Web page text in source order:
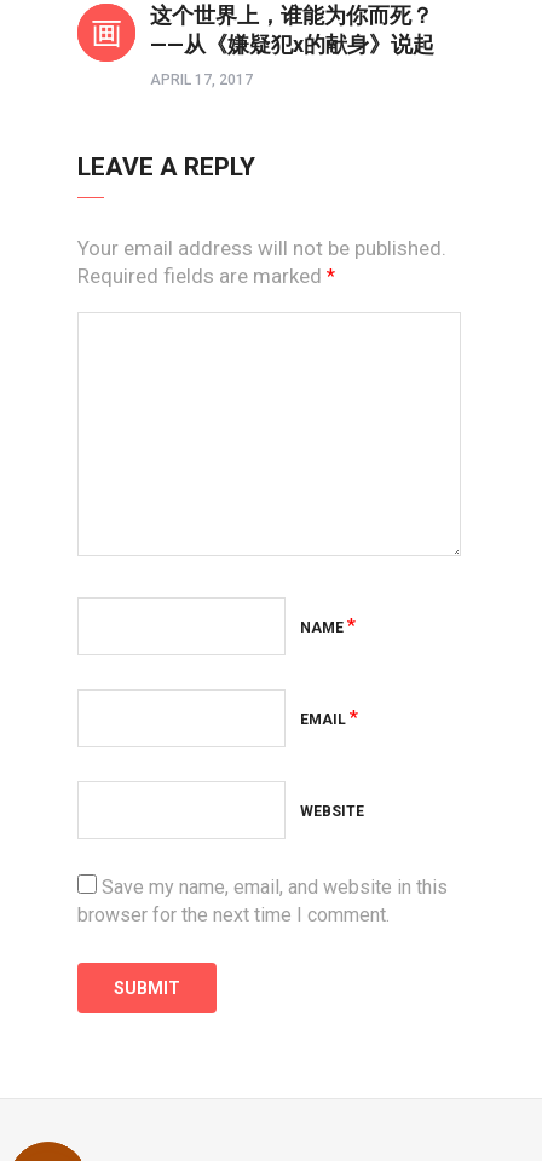
这个世界上，谁能为你而死？
——从《嫌疑犯x的献身》说起
APRIL 17, 2017
LEAVE A REPLY
Your email address will not be published.
Required fields are marked *
NAME *
EMAIL *
WEBSITE
Save my name, email, and website in this
browser for the next time I comment.